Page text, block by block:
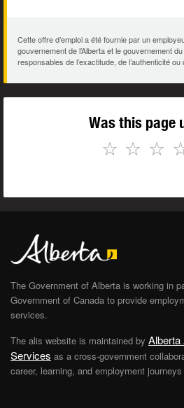
Cette offre d’emploi a été fournie par un
gouvernement de l’Alberta et le gouvernement
responsables de l’exactitude, de l’authenticité
Was this page
☆
☆
☆
The Government of Alberta is working in
Government of Canada to provide
services.
The alis website is maintained by Alberta
Services as a cross-government
career, learning, and employment